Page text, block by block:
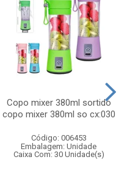
Copo mixer 380ml sortido
copo mixer 380ml so cx:030
Código: 006453
Embalagem: Unidade
Caixa Com: 30 Unidade(s)